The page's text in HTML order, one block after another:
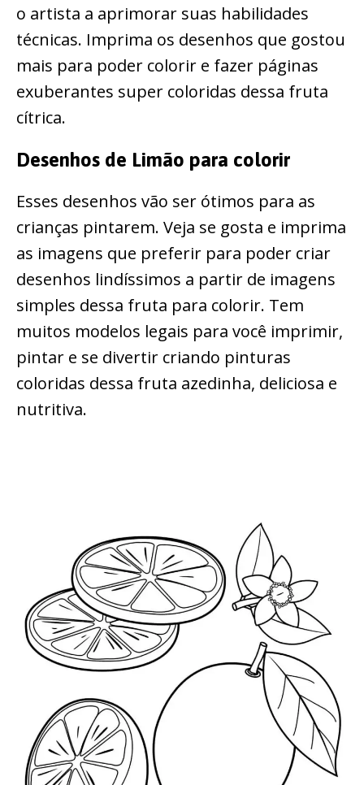
o artista a aprimorar suas habilidades
técnicas. Imprima os desenhos que gostou
mais para poder colorir e fazer páginas
exuberantes super coloridas dessa fruta
cítrica.
Desenhos de Limão para colorir
Esses desenhos vão ser ótimos para as
crianças pintarem. Veja se gosta e imprima
as imagens que preferir para poder criar
desenhos lindíssimos a partir de imagens
simples dessa fruta para colorir. Tem
muitos modelos legais para você imprimir,
pintar e se divertir criando pinturas
coloridas dessa fruta azedinha, deliciosa e
nutritiva.